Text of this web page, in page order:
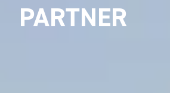
PARTNER